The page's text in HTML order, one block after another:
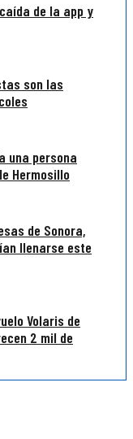
de la app y
son las
una persona
Hermosillo
de Sonora,
llenarse este
Volaris de
2 mil de